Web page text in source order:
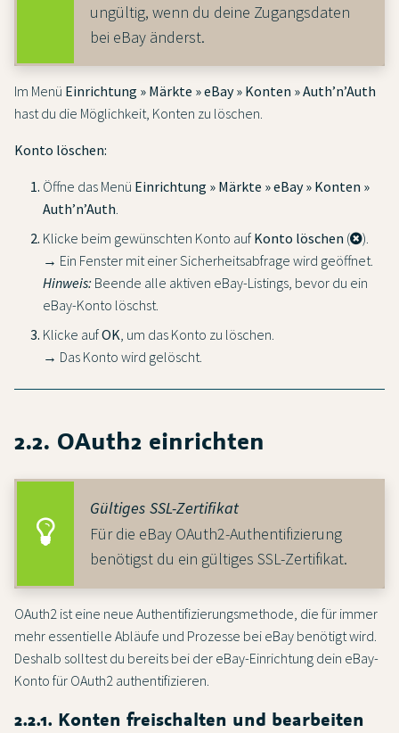
ungültig, wenn du deine Zugangsdaten
bei eBay änderst.
Im Menü Einrichtung » Märkte » eBay » Konten » Auth’n’Auth
hast du die Möglichkeit, Konten zu löschen.
Konto löschen:
Öffne das Menü Einrichtung » Märkte » eBay » Konten »
Auth’n’Auth.
Klicke beim gewünschten Konto auf Konto löschen (
).
→ Ein Fenster mit einer Sicherheitsabfrage wird geöffnet.
Hinweis: Beende alle aktiven eBay-Listings, bevor du ein
eBay-Konto löschst.
Klicke aufOK, um das Konto zu löschen.
→ Das Konto wird gelöscht.
2.2. OAuth2 einrichten
Gültiges SSL-Zertifikat
Für die eBay OAuth2-Authentifizierung
benötigst du ein gültiges SSL-Zertifikat.
OAuth2 ist eine neue Authentifizierungsmethode, die für immer
mehr essentielle Abläufe und Prozesse bei eBay benötigt wird.
Deshalb solltest du bereits bei der eBay-Einrichtung dein eBay-
Konto für OAuth2 authentifizieren.
2.2.1. Konten freischalten und bearbeiten